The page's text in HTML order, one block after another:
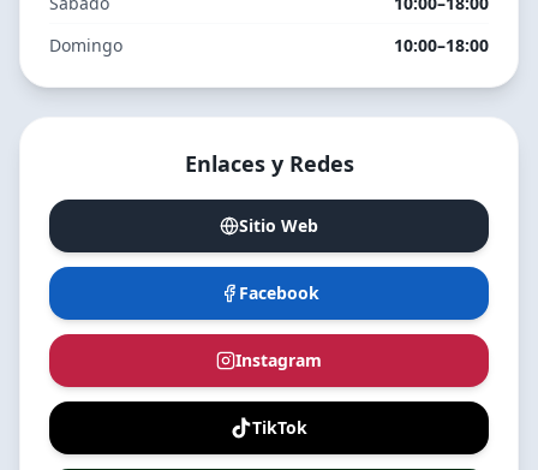
Domingo
10:00–18:00
Enlaces y Redes
Sitio Web
Facebook
Instagram
TikTok